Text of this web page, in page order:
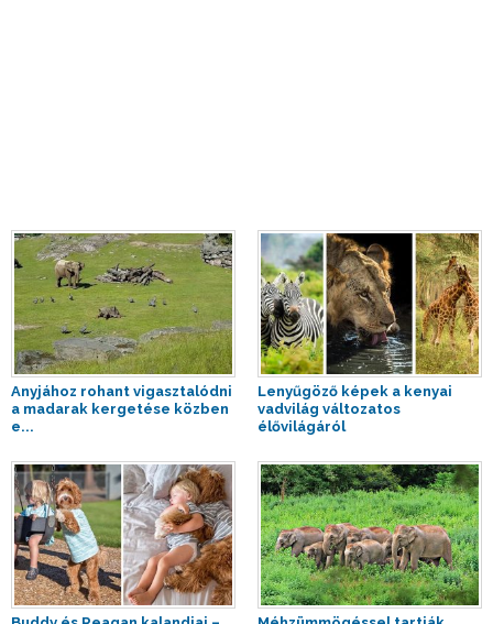
Anyjához rohant vigasztalódni
a madarak kergetése közben
e...
Lenyűgöző képek a kenyai
vadvilág változatos
élővilágáról